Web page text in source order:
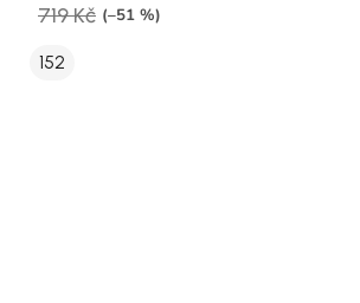
719 Kč (–51 %)
152